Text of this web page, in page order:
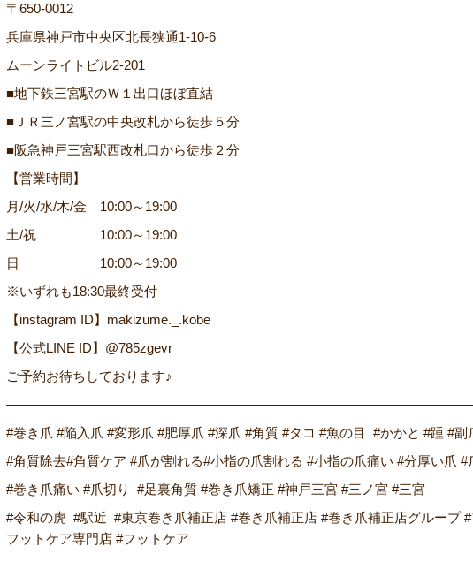
〒650-0012
兵庫県神戸市中央区北長狭通1-10-6
ムーンライトビル2-201
■地下鉄三宮駅のＷ１出口ほぼ直結
■ＪＲ三ノ宮駅の中央改札から徒歩５分
■阪急神戸三宮駅西改札口から徒歩２分
【営業時間】
月/火/水/木/金 10:00～19:00
土/祝 10:00～19:00
日 10:00～19:00
※いずれも18:30最終受付
【instagram ID】makizume._.kobe
【公式LINE ID】@785zgevr
ご予約お待ちしております♪
#巻き爪 #陥入爪 #変形爪 #肥厚爪 #深爪 #角質 #タコ #魚の目 #かかと #踵 #副
#角質除去#角質ケア #爪が割れる#小指の爪割れる #小指の爪痛い #分厚い爪 #
#巻き爪痛い #爪切り #足裏角質 #巻き爪矯正 #神戸三宮 #三ノ宮 #三宮
#令和の虎 #駅近 #東京巻き爪補正店 #巻き爪補正店 #巻き爪補正店グループ
フットケア専門店 #フットケア